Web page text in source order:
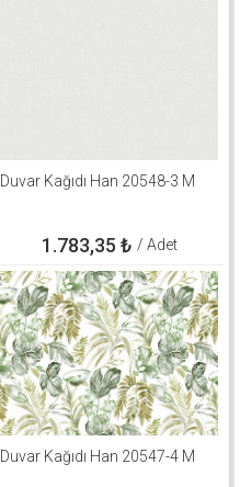
Duvar Kağıdı Han 20548-3 M
1.783,35 ₺ / Adet
Duvar Kağıdı Han 20547-4 M